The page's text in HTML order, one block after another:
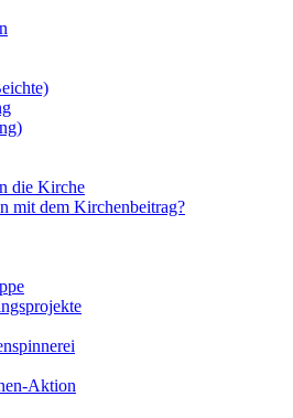
die Kirche
mit dem Kirchenbeitrag?
Aktion